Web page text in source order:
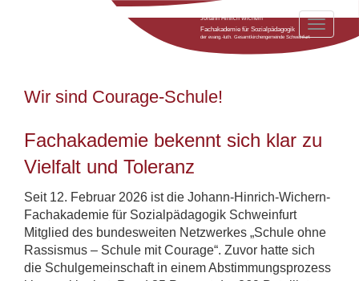
Johann Hinrich Wichern
Fachakademie für Sozialpädagogik
der evang.-luth. Gesamtkirchengemeinde Schweinfurt
Toggle
Wir sind Courage-Schule!
Fachakademie bekennt sich klar zu
Vielfalt und Toleranz
Seit 12. Februar 2026 ist die Johann-Hinrich-Wichern-
Fachakademie für Sozialpädagogik Schweinfurt
Mitglied des bundesweiten Netzwerkes „Schule ohne
Rassismus – Schule mit Courage“. Zuvor hatte sich
die Schulgemeinschaft in einem Abstimmungsprozess